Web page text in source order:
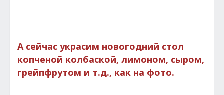
А сейчас украсим новогодний стол
копченой колбаской, лимоном, сыром,
грейпфрутом и т.д., как на фото.